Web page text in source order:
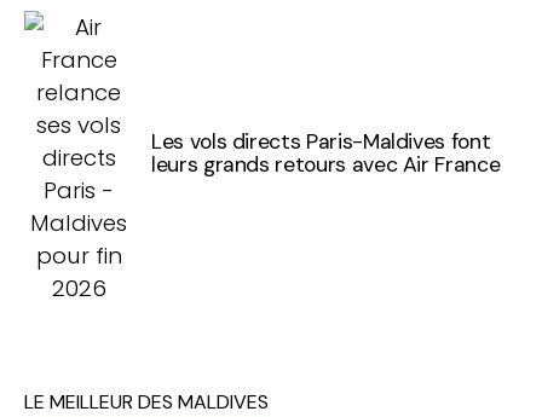
Les vols directs Paris-Maldives font
leurs grands retours avec Air France
LE MEILLEUR DES MALDIVES